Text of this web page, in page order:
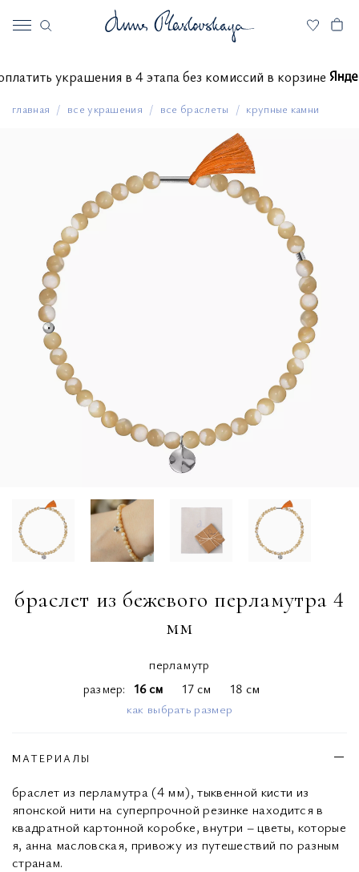
оплатить украшения в 4 этапа без комиссий в корзине
главная все украшения все браслеты крупные камни
браслет из бежевого перламутра 4
мм
перламутр
размер
16 см 17 см 18 см
как выбрать размер
МАТЕРИАЛЫ
браслет из перламутра (4 мм), тыквенной кисти из
японской нити на суперпрочной резинке находится в
квадратной картонной коробке, внутри – цветы, которые
я, анна масловская, привожу из путешествий по разным
странам.